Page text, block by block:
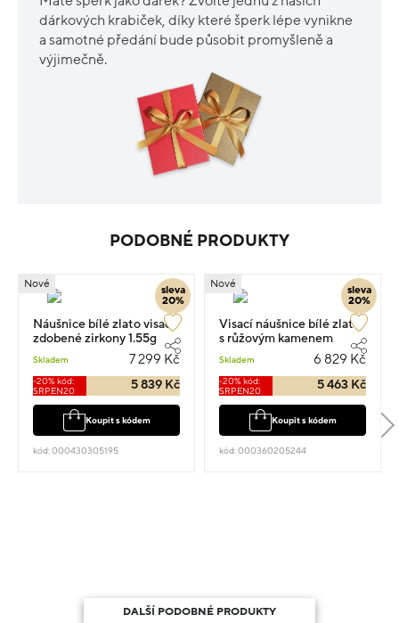
dárkových krabiček, díky které šperk lépe vynikne
a samotné předání bude působit promyšleně a
výjimečně.
PODOBNÉ PRODUKTY
sleva
20%
Nové
Náušnice bílé zlato visací
zdobené zirkony 1.55g
Skladem 7 299 Kč
-20% kód:
SRPEN20
5 839 Kč
Koupit s kódem
kód: 000430305195
sleva
20%
Nové
Visací náušnice bílé zlato
s růžovým kamenem
Skladem 6 829 Kč
-20% kód:
SRPEN20
5 463 Kč
Koupit s kódem
kód: 000360205244
DALŠÍ PODOBNÉ PRODUKTY